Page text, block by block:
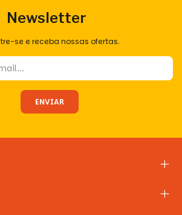
Newsletter
se e receba nossas ofertas.